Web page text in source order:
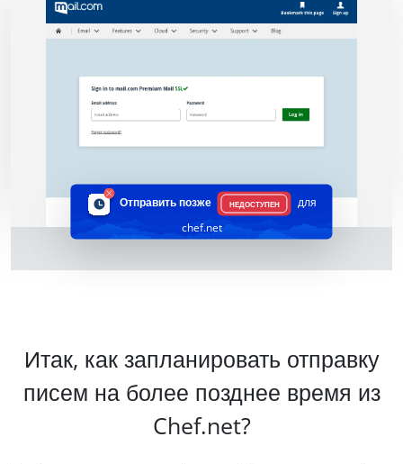
Отправить позже НЕДОСТУПЕН
для
chef.net
Итак, как запланировать отправку
писем на более позднее время из
Chef.net?